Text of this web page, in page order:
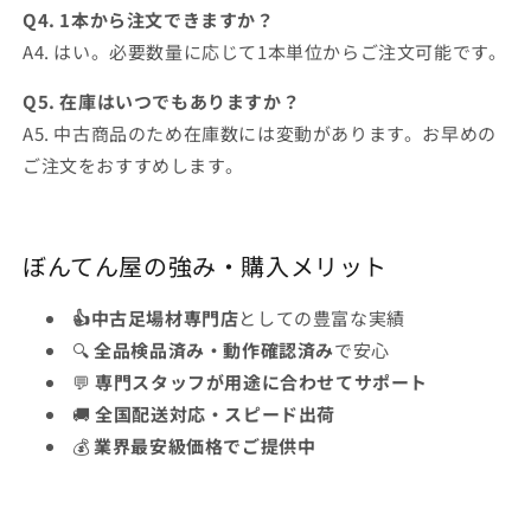
Q4. 1本から注文できますか？
A4. はい。必要数量に応じて1本単位からご注文可能です。
Q5. 在庫はいつでもありますか？
A5. 中古商品のため在庫数には変動があります。お早めの
ご注文をおすすめします。
ぼんてん屋の強み・購入メリット
👍中古足場材専門店としての豊富な実績
🔍全品検品済み・動作確認済みで安心
💬専門スタッフが用途に合わせてサポート
🚚全国配送対応・スピード出荷
💰業界最安級価格でご提供中